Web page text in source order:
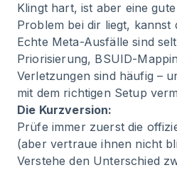
Klingt hart, ist aber eine
Problem bei dir liegt, kannst
Echte Meta-Ausfälle sind
Priorisierung, BSUID-
Verletzungen sind häufig –
mit dem richtigen Setup
Die Kurzversion:
Prüfe immer zuerst die
(aber vertraue ihnen nicht
Verstehe den Unterschied